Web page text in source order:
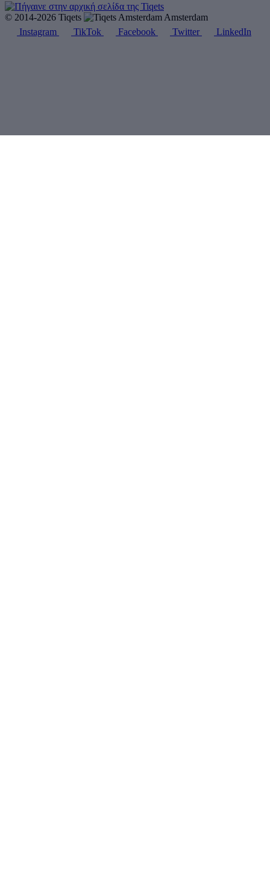
© 2014-2026 Tiqets
Amsterdam
Instagram
TikTok Facebook Twitter LinkedIn